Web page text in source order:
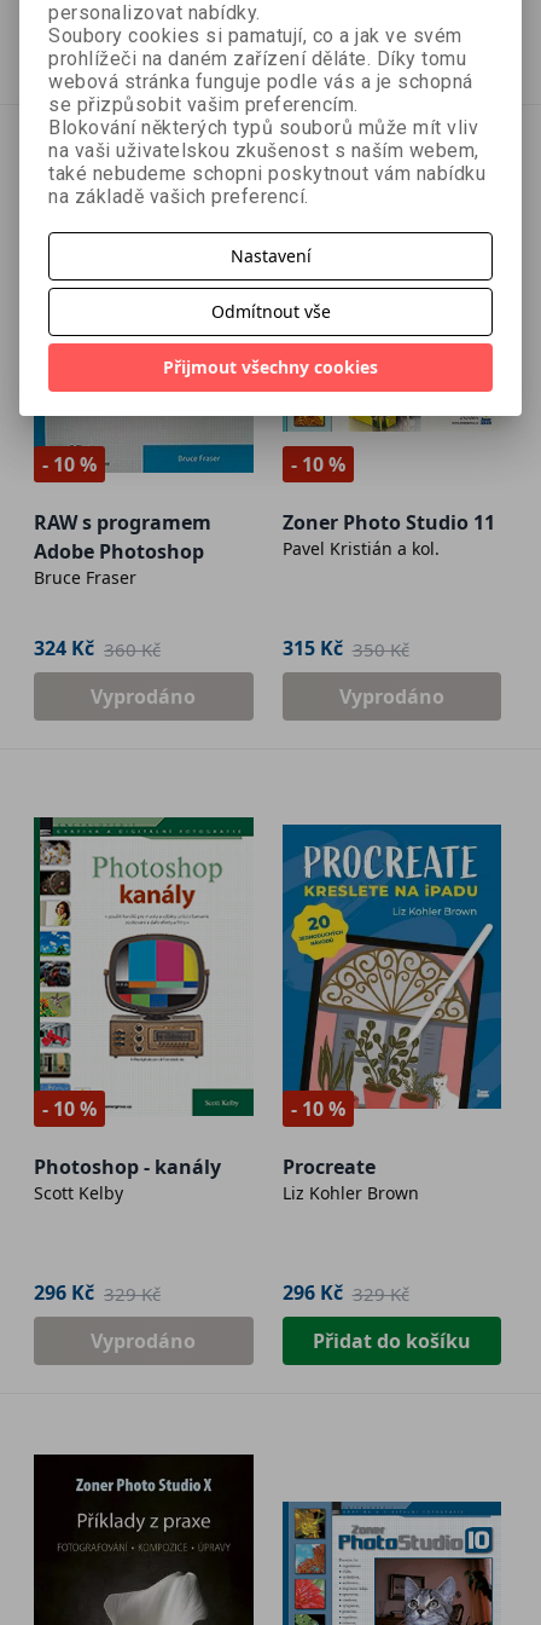
380 Kč
Vyprodáno Vyprodáno
- 10 %
RAW s programem
Adobe Photoshop
Bruce Fraser
324 Kč 360 Kč
Vyprodáno
- 10 %
Zoner Photo Studio 11
Pavel Kristián a kol.
315 Kč 350 Kč
Vyprodáno
- 10 %
Photoshop - kanály
Scott Kelby
296 Kč 329 Kč
Vyprodáno
- 10 %
Procreate
Liz Kohler Brown
296 Kč 329 Kč
Přidat do košíku
personalizovat nabídky.
Soubory cookies si pamatují, co a jak ve svém
prohlížeči na daném zařízení děláte. Díky tomu
webová stránka funguje podle vás a je schopná
se přizpůsobit vašim preferencím.
Blokování některých typů souborů může mít vliv
na vaši uživatelskou zkušenost s naším webem,
také nebudeme schopni poskytnout vám nabídku
na základě vašich preferencí.
Nastavení
Odmítnout vše
Přijmout všechny cookies